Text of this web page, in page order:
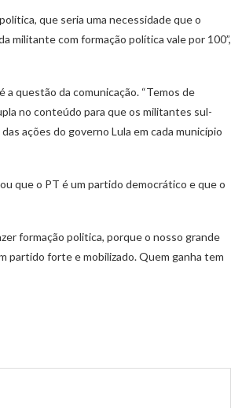
que seria uma necessidade que o
militante com formação política vale por 100”,
questão da comunicação. “Temos de
no conteúdo para que os militantes sul-
ações do governo Lula em cada município
que o PT é um partido democrático e que o
formação politica, porque o nosso grande
partido forte e mobilizado. Quem ganha tem